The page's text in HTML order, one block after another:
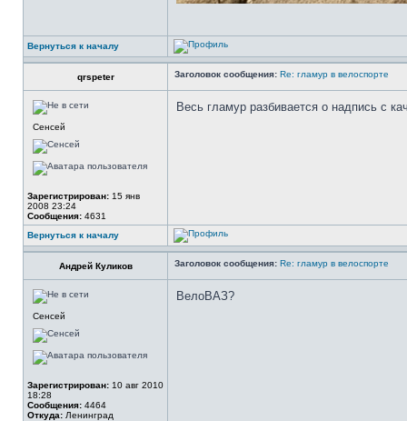
Вернуться к началу
qrspeter Заголовок сообщения: Re: гламур в велоспорте
Сенсей
Зарегистрирован: 15 янв
2008 23:24
Сообщения: 4631
Весь гламур разбивается о надпись с
Вернуться к началу
Андрей Куликов Заголовок сообщения: Re: гламур в велоспорте
Сенсей
Зарегистрирован: 10 авг 2010
18:28
Сообщения: 4464
Откуда: Ленинград
ВелоВАЗ?